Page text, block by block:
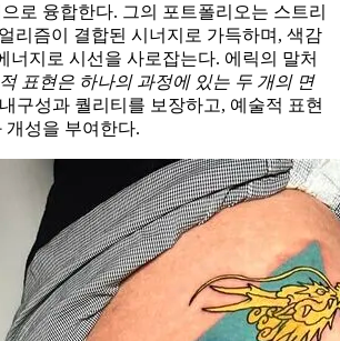
로 융합한다. 그의 포트폴리오는 스트리
리즘이 결합된 시너지로 가득하며, 색감
너지로 시선을 사로잡는다. 에릭의 말처
표현은 하나의 과정에 있는 두 개의 면
구성과 퀄리티를 보장하고, 예술적 표현
개성을 부여한다.